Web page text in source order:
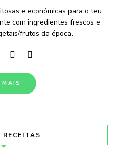
e económicas para o teu
com ingredientes frescos e
frutos da época.
MAIS